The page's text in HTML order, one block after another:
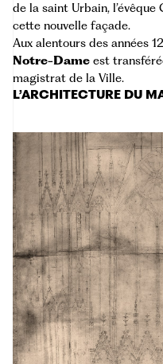
de la saint Urbain,
cette nouvelle façade.
Aux alentours des années
Notre-Dame est
magistrat de la Ville.
L’ARCHITECTURE DU